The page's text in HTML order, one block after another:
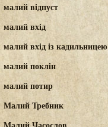
малий відпуст
малий вхід
малий вхід із кадильницею
малий поклін
малий потир
Малий Требник